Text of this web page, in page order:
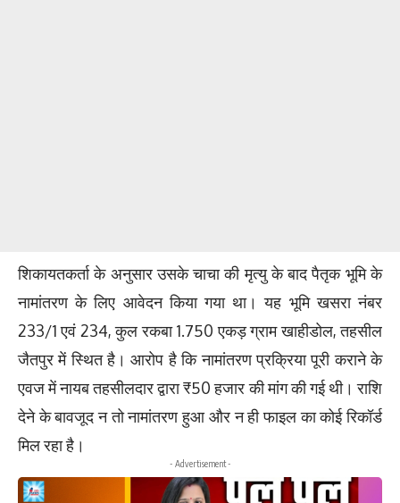
शिकायतकर्ता के अनुसार उसके चाचा की मृत्यु के बाद पैतृक भूमि के
नामांतरण के लिए आवेदन किया गया था। यह भूमि खसरा नंबर
233/1 एवं 234, कुल रकबा 1.750 एकड़ ग्राम खाहीडोल, तहसील
जैतपुर में स्थित है। आरोप है कि नामांतरण प्रक्रिया पूरी कराने के
एवज में नायब तहसीलदार द्वारा ₹50 हजार की मांग की गई थी। राशि
देने के बावजूद न तो नामांतरण हुआ और न ही फाइल का कोई रिकॉर्ड
मिल रहा है।
- Advertisement -